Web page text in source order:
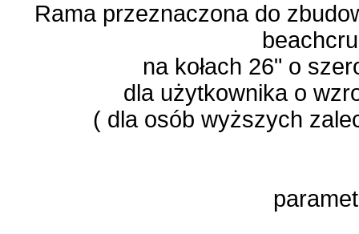
Rama przeznaczona do
na kołach 26" o
dla użytkownika o
( dla osób wyższych